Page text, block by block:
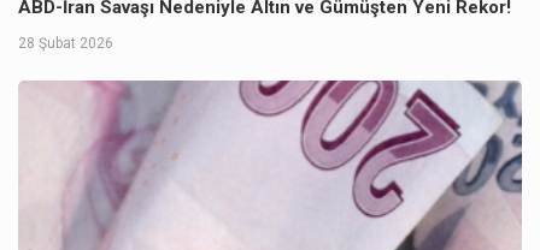
ABD-İran Savaşı Nedeniyle Altın ve Gümüşten Yeni Rekor!
28 Şubat 2026